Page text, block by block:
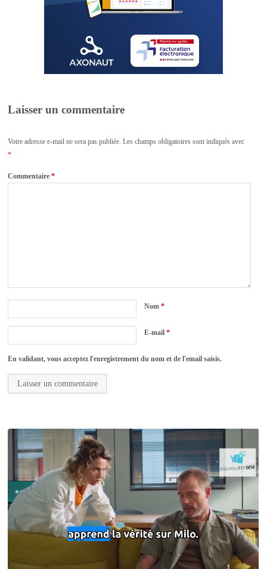
Laisser un commentaire
Votre adresse e-mail ne sera pas publiée. Les champs obligatoires sont indiqués avec
*
Commentaire*
Nom*
E-mail*
En validant, vous acceptez l'enregistrement du nom et de l'email saisis.